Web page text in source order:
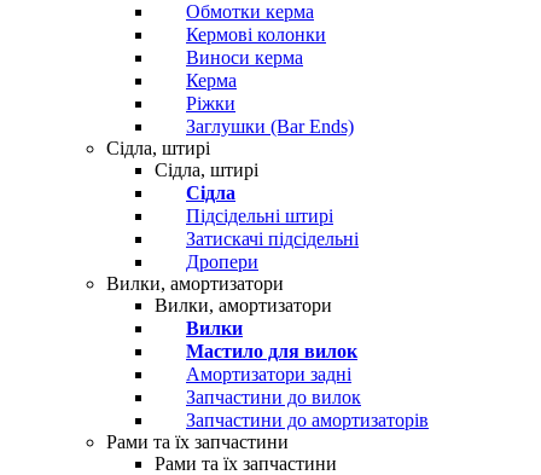
Обмотки керма
Кермові колонки
Виноси керма
Керма
Ріжки
Заглушки (Bar Ends)
Сідла, штирі
Сідла, штирі
Сідла
Підсідельні штирі
Затискачі підсідельні
Дропери
Вилки, амортизатори
Вилки, амортизатори
Вилки
Мастило для вилок
Амортизатори задні
Запчастини до вилок
Запчастини до амортизаторів
Рами та їх запчастини
Рами та їх запчастини